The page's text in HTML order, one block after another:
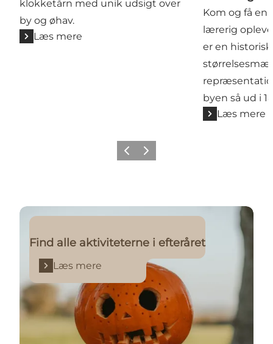
klokketårn med unik udsigt over
by og øhav.
Læs mere
Kom og få en
lærerig
er en
byen så ud i
Læs mere
Forrige billede
Næste billede
Læs mere
Find alle aktiviteterne i efteråret
Læs mere